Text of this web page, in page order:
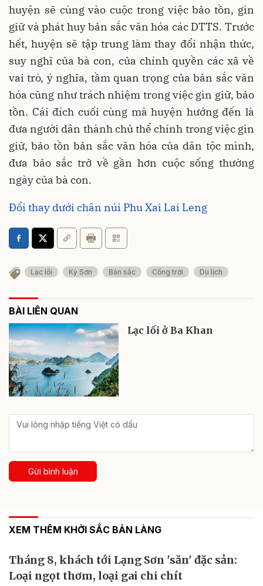
huyện sẽ cùng vào cuộc trong việc bảo tồn, gìn
giữ và phát huy bản sắc văn hóa các DTTS. Trước
hết, huyện sẽ tập trung làm thay đổi nhận thức,
suy nghĩ của bà con, của chính quyền các xã về
vai trò, ý nghĩa, tầm quan trọng của bản sắc văn
hóa cũng như trách nhiệm trong việc gìn giữ, bảo
tồn. Cái đích cuối cùng mà huyện hướng đến là
đưa người dân thành chủ thể chính trong việc gìn
giữ, bảo tồn bản sắc văn hóa của dân tộc mình,
đưa bảo sắc trở về gần hơn cuộc sống thường
ngày của bà con.
Đổi thay dưới chân núi Phu Xai Lai Leng
Lạc lối Kỳ Sơn Bản sắc Cổng trời Du lịch
BÀI LIÊN QUAN
Lạc lối ở Ba Khan
Gửi bình luận
XEM THÊM KHỞI SẮC BẢN LÀNG
Tháng 8, khách tới Lạng Sơn 'săn' đặc sản:
Loại ngọt thơm, loại gai chi chít